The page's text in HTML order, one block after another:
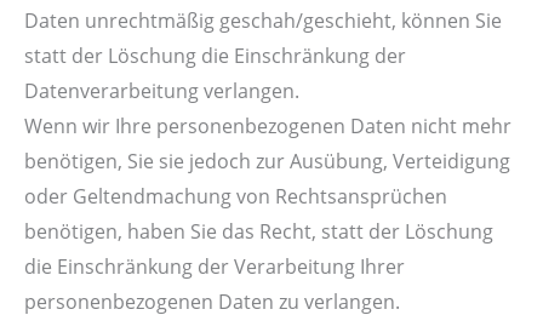
Daten unrechtmäßig geschah/geschieht, können Sie
statt der Löschung die Einschränkung der
Datenverarbeitung verlangen.
Wenn wir Ihre personenbezogenen Daten nicht mehr
benötigen, Sie sie jedoch zur Ausübung, Verteidigung
oder Geltendmachung von Rechtsansprüchen
benötigen, haben Sie das Recht, statt der Löschung
die Einschränkung der Verarbeitung Ihrer
personenbezogenen Daten zu verlangen.